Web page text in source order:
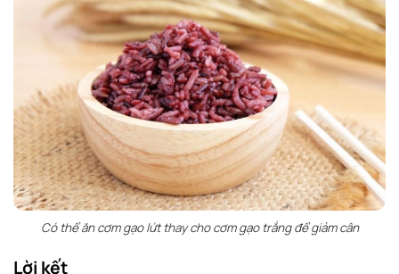
Có thể ăn cơm gạo lứt thay cho cơm gạo trắng để giảm cân
Lời kết